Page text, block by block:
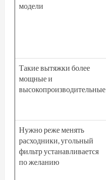
модели
Такие вытяжки более
мощные и
высокопроизводительные
Нужно реже менять
расходники, угольный
фильтр устанавливается
по желанию